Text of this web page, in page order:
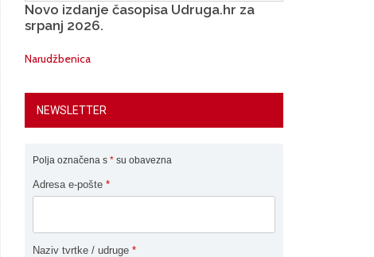
Novo izdanje časopisa Udruga.hr za
srpanj 2026.
Narudžbenica
NEWSLETTER
Polja označena s * su obavezna
Adresa e-pošte *
Naziv tvrtke / udruge *